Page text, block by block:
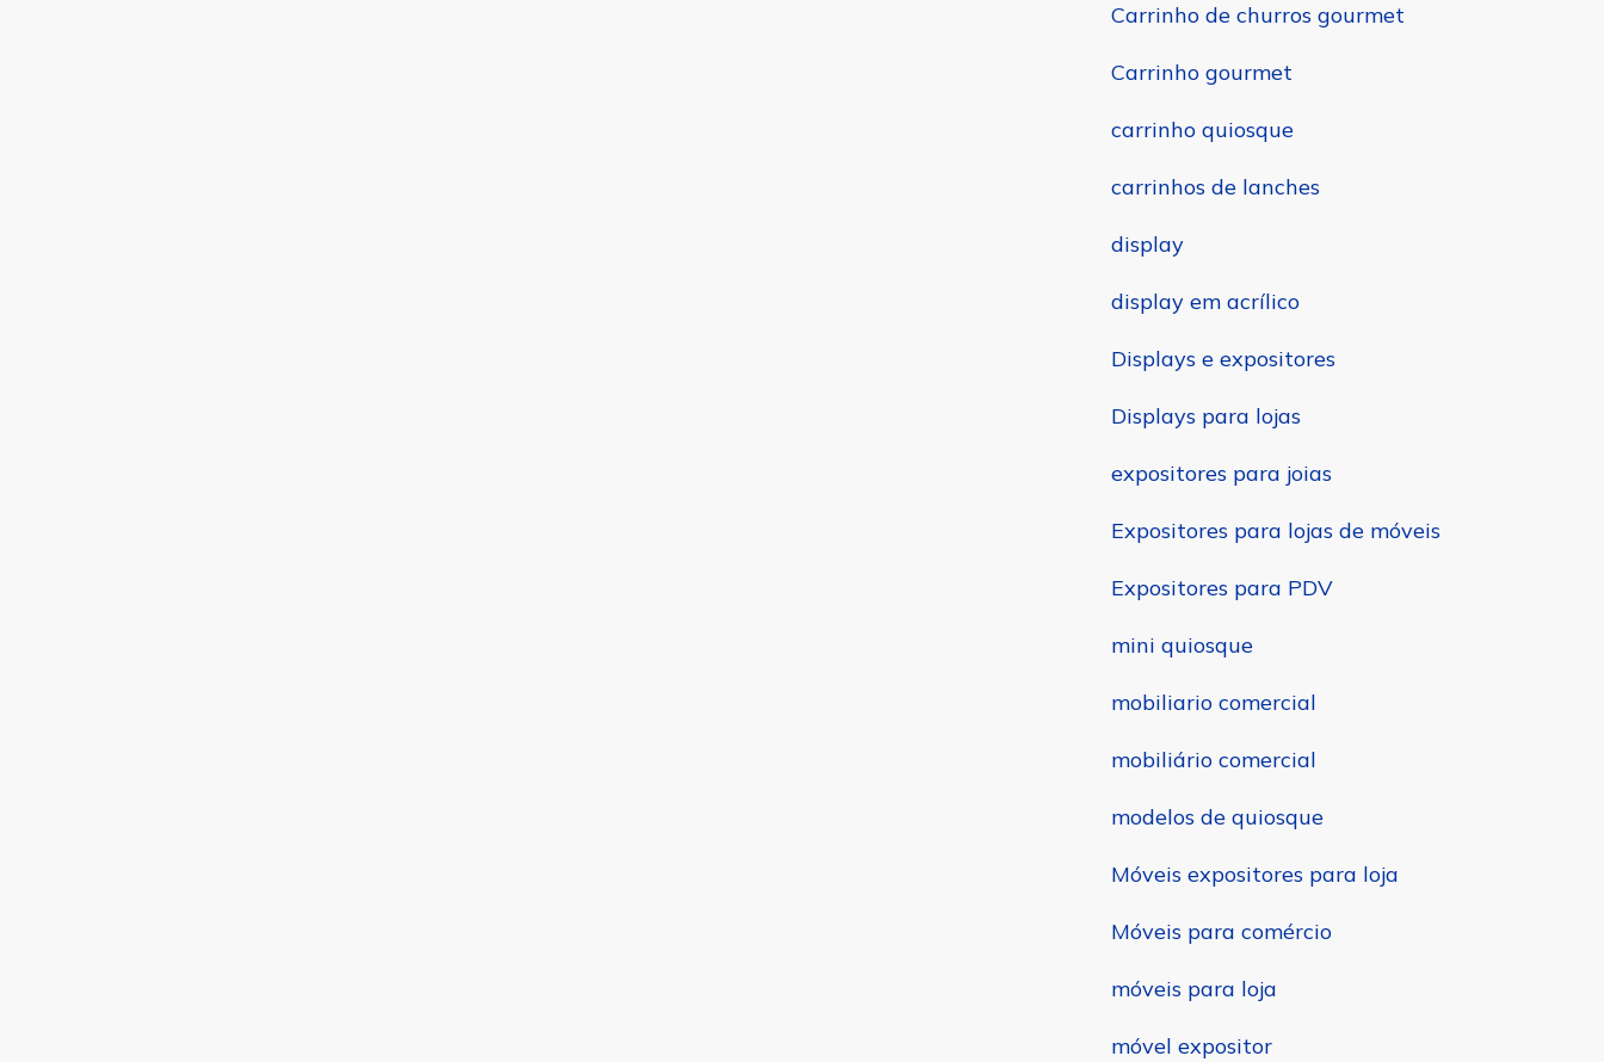
Carrinho de churros gourmet
Carrinho gourmet
carrinho quiosque
carrinhos de lanches
display
display em acrílico
Displays e expositores
Displays para lojas
expositores para joias
Expositores para lojas de móveis
Expositores para PDV
mini quiosque
mobiliario comercial
mobiliário comercial
modelos de quiosque
Móveis expositores para loja
Móveis para comércio
móveis para loja
móvel expositor